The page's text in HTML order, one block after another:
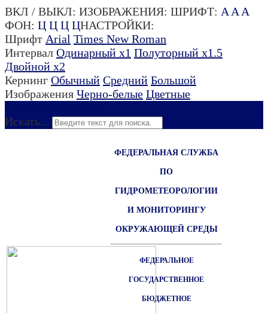
ВКЛ / ВЫКЛ: ИЗОБРАЖЕНИЯ: ШРИФТ: A A A
ФОН: Ц Ц Ц ЦНАСТРОЙКИ:
Шрифт Arial Times New Roman
Интервал Одинарный х1 Полуторный х1.5
Двойной х2
Кернинг Обычный Средний Большой
Изображения Черно-белые Цветные
Искать...
ФЕДЕРАЛЬНАЯ СЛУЖБА
ПО
ГИДРОМЕТЕОРОЛОГИИ
И МОНИТОРИНГУ
ОКРУЖАЮЩЕЙ СРЕДЫ
ФЕДЕРАЛЬНОЕ
ГОСУДАРСТВЕННОЕ
БЮДЖЕТНОЕ